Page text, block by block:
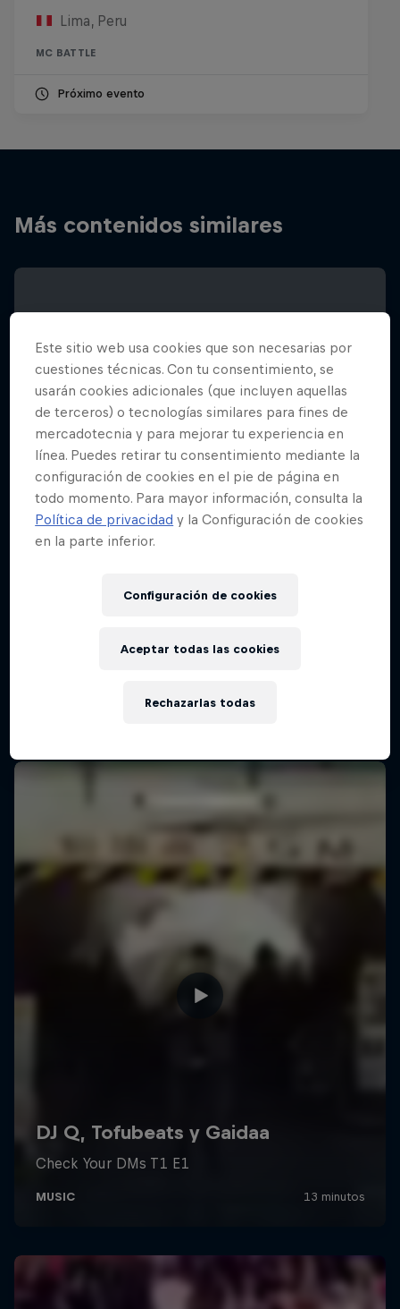
Lima, Peru
MC BATTLE
Próximo evento
Más contenidos similares
Red Bull Batalla Final Torneo de Plazas
Este sitio web usa cookies que son necesarias por
cuestiones técnicas. Con tu consentimiento, se
usarán cookies adicionales (que incluyen aquellas
de terceros) o tecnologías similares para fines de
mercadotecnia y para mejorar tu experiencia en
línea. Puedes retirar tu consentimiento mediante la
configuración de cookies en el pie de página en
todo momento. Para mayor información, consulta la
Política de privacidad y la Configuración de cookies
en la parte inferior.
Configuración de cookies
Rechazarlas todas
Aceptar todas las cookies